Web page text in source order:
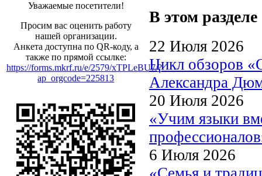
Уважаемые посетители!
Просим вас оценить работу
нашей организации.
Анкета доступна по QR-коду, а
также по прямой ссылке:
https://forms.mkrf.ru/e/2579/xTPLeBU7/?
ap_orgcode=225813
В этом разделе
22 Июля 2026
Цикл обзоров
Александра
20 Июля 2026
«Учим языки
6 Июля 2026